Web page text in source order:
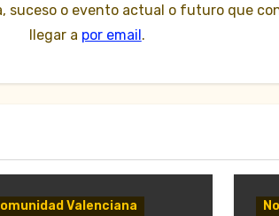
suceso o evento actual o futuro que
llegar a por email.
Valenciana